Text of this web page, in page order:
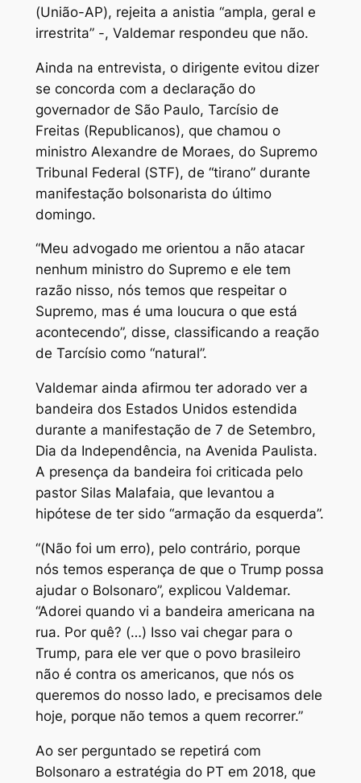
(União-AP), rejeita a anistia “ampla, geral e
irrestrita” -, Valdemar respondeu que não.
Ainda na entrevista, o dirigente evitou dizer
se concorda com a declaração do
governador de São Paulo, Tarcísio de
Freitas (Republicanos), que chamou o
ministro Alexandre de Moraes, do Supremo
Tribunal Federal (STF), de “tirano” durante
manifestação bolsonarista do último
domingo.
“Meu advogado me orientou a não atacar
nenhum ministro do Supremo e ele tem
razão nisso, nós temos que respeitar o
Supremo, mas é uma loucura o que está
acontecendo”, disse, classificando a reação
de Tarcísio como “natural”.
Valdemar ainda afirmou ter adorado ver a
bandeira dos Estados Unidos estendida
durante a manifestação de 7 de Setembro,
Dia da Independência, na Avenida Paulista.
A presença da bandeira foi criticada pelo
pastor Silas Malafaia, que levantou a
hipótese de ter sido “armação da esquerda”.
“(Não foi um erro), pelo contrário, porque
nós temos esperança de que o Trump possa
ajudar o Bolsonaro”, explicou Valdemar.
“Adorei quando vi a bandeira americana na
rua. Por quê? (…) Isso vai chegar para o
Trump, para ele ver que o povo brasileiro
não é contra os americanos, que nós os
queremos do nosso lado, e precisamos dele
hoje, porque não temos a quem recorrer.”
Ao ser perguntado se repetirá com
Bolsonaro a estratégia do PT em 2018, que